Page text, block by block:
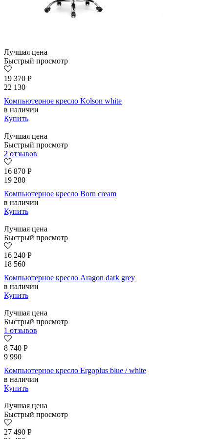
Лучшая цена
Быстрый просмотр
19 370 Р
22 130
Компьютерное кресло Kolson whitе
в наличии
Купить
Лучшая цена
Быстрый просмотр
2 отзывов
16 870 Р
19 280
Компьютерное кресло Born сream
в наличии
Купить
Лучшая цена
Быстрый просмотр
16 240 Р
18 560
Компьютерное кресло Aragon dark grey
в наличии
Купить
Лучшая цена
Быстрый просмотр
1 отзывов
8 740 Р
9 990
Компьютерное кресло Ergoplus blue / white
в наличии
Купить
Лучшая цена
Быстрый просмотр
27 490 Р